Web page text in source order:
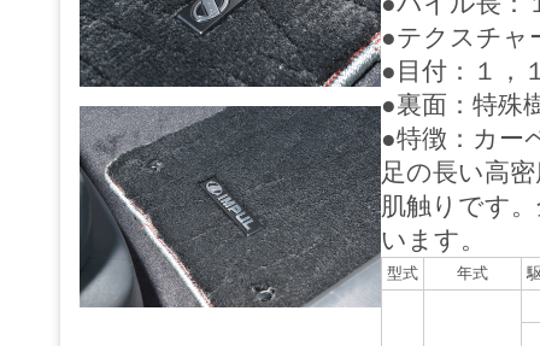
●テクスチャ
●目付：１，
●裏面：特殊
●特徴：カー
足の長い高
肌触りです
います。
型式 年式